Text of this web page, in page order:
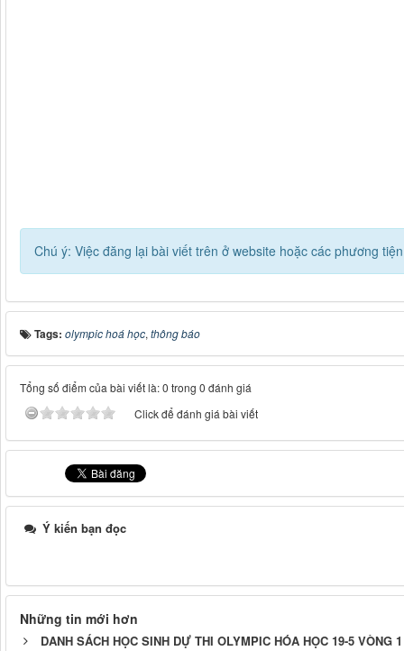
Chú ý: Việc đăng lại bài viết trên ở website hoặc các phương
Tags: olympic hoá học,thông báo
Tổng số điểm của bài viết là: 0 trong 0 đánh giá
Click để đánh giá bài viết
Ý kiến bạn đọc
Những tin mới hơn
DANH SÁCH HỌC SINH DỰ THI OLYMPIC HÓA HỌC 19-5 VÒNG